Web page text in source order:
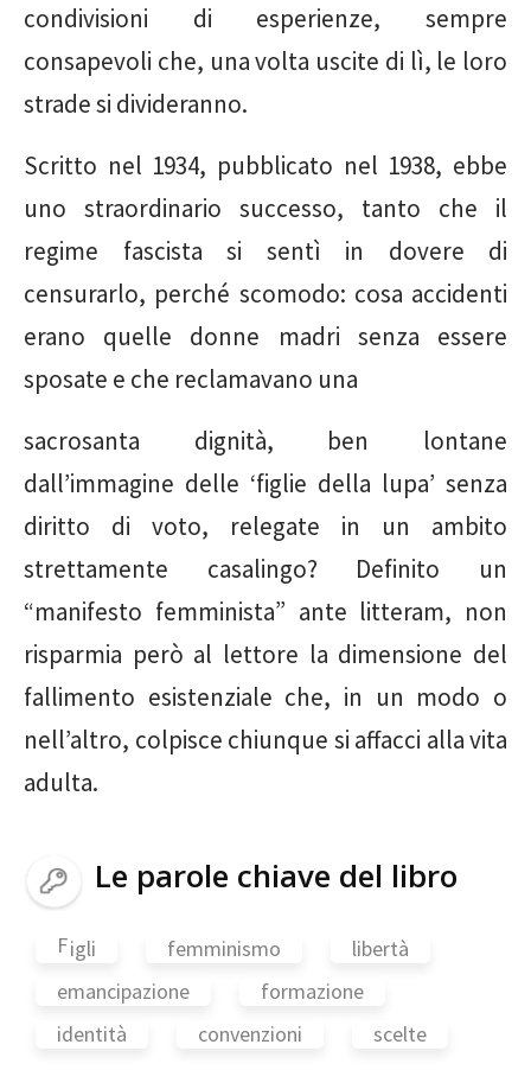
condivisioni di esperienze, sempre
consapevoli che, una volta uscite di lì, le loro
strade si divideranno.
Scritto nel 1934, pubblicato nel 1938, ebbe
uno straordinario successo, tanto che il
regime fascista si sentì in dovere di
censurarlo, perché scomodo: cosa accidenti
erano quelle donne madri senza essere
sposate e che reclamavano una
sacrosanta dignità, ben lontane
dall’immagine delle ‘figlie della lupa’ senza
diritto di voto, relegate in un ambito
strettamente casalingo? Definito un
“manifesto femminista” ante litteram, non
risparmia però al lettore la dimensione del
fallimento esistenziale che, in un modo o
nell’altro, colpisce chiunque si affacci alla vita
adulta.
Le parole chiave del libro
Figli femminismo
libertà
emancipazione
formazione
identità
convenzioni scelte